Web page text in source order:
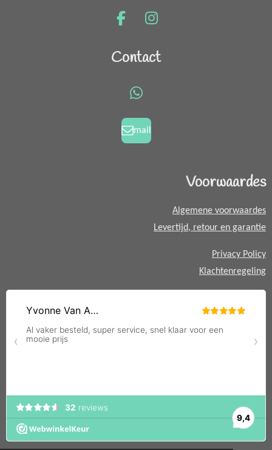
F
c
k
I
s
a
m
Contact
W
a
t
mail
Voorwaardes
Algemene voorwaardes
Levertijd, retour en garantie
Privacy Policy
Klachtenregeling